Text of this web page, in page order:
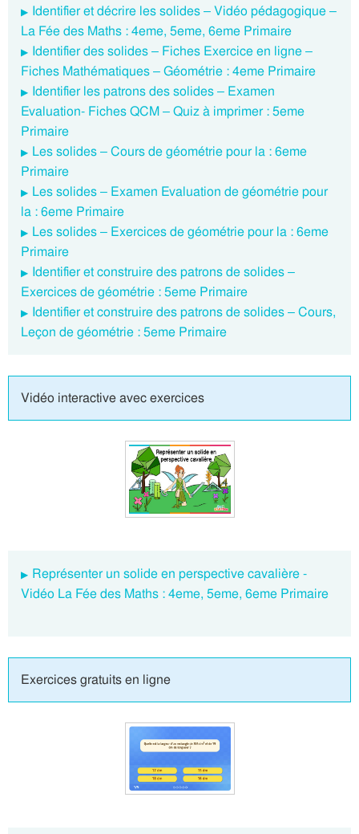
Identifier et décrire les solides – Vidéo pédagogique –
La Fée des Maths : 4eme, 5eme, 6eme Primaire
Identifier des solides – Fiches Exercice en ligne –
Fiches Mathématiques – Géométrie : 4eme Primaire
Identifier les patrons des solides – Examen
Evaluation- Fiches QCM – Quiz à imprimer : 5eme
Primaire
Les solides – Cours de géométrie pour la : 6eme
Primaire
Les solides – Examen Evaluation de géométrie pour
la : 6eme Primaire
Les solides – Exercices de géométrie pour la : 6eme
Primaire
Identifier et construire des patrons de solides –
Exercices de géométrie : 5eme Primaire
Identifier et construire des patrons de solides – Cours,
Leçon de géométrie : 5eme Primaire
Vidéo interactive avec exercices
Représenter un solide en perspective cavalière -
Vidéo La Fée des Maths : 4eme, 5eme, 6eme Primaire
Exercices gratuits en ligne